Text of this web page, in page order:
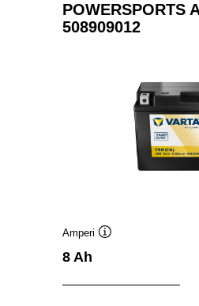
POWERSPORTS
508909012
Amperi
8 Ah